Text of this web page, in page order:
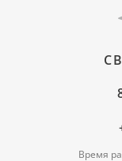
Время